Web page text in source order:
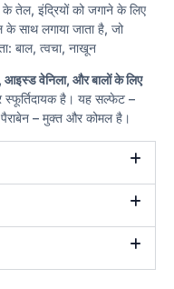
तेल, इंद्रियों को जगाने के लिए
साथ लगाया जाता है, जो
बाल, त्वचा, नाखून
आइस्ड वेनिला, और बालों के लिए
है। यह सल्फेट –
– मुक्त और कोमल है।